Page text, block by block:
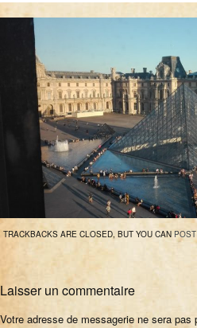
TRACKBACKS ARE CLOSED, BUT YOU CAN
Laisser un commentaire
Votre adresse de messagerie ne sera pas